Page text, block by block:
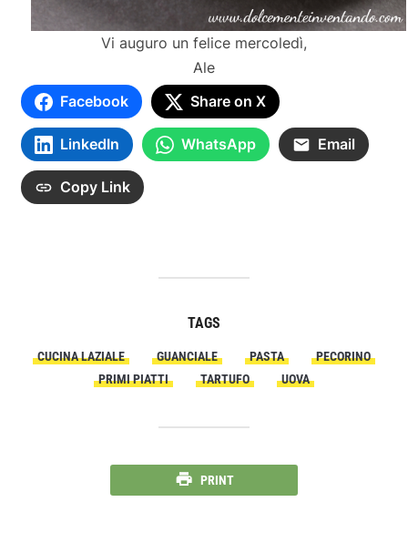
Vi auguro un felice mercoledì,
Ale
Facebook
Share on X
LinkedIn WhatsApp Email
Copy Link
TAGS
CUCINA LAZIALE GUANCIALE PASTA
PECORINO
PRIMI PIATTI
TARTUFO UOVA
PRINT